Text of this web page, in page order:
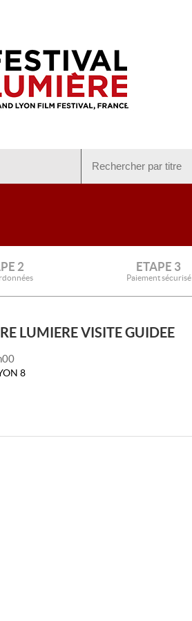
2 ETAPE 3
Paiement sécurisé
LUMIERE VISITE GUIDEE
8